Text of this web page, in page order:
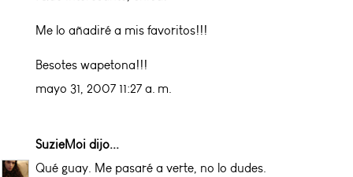
Me lo añadiré a mis favoritos!!!
Besotes wapetona!!!
mayo 31, 2007 11:27 a. m.
SuzieMoi dijo...
Qué guay. Me pasaré a verte, no lo dudes.